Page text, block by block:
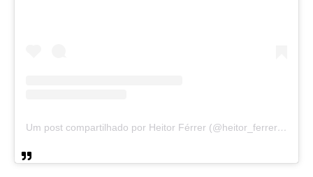
Um post compartilhado por Heitor Férrer (@heitor_ferrer77)